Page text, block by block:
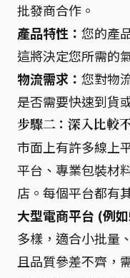
批發商合作。
產品特性： 您的產
這將決定您所需的
物流需求： 您對物
是否需要快速到貨
步驟二：深入比較
市面上有許多線上
平台、專業包裝材
店。每個平台都有
大型電商平台 (例
多樣，適合小批量
且品質參差不齊，